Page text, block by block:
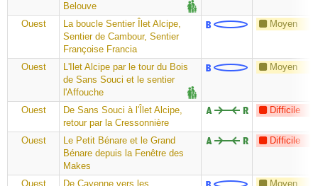
Belouve
Ouest
La boucle Sentier Îlet Alcipe,
Sentier de Cambour, Sentier
Françoise Francia
Moyen
Ouest
L'Ilet Alcipe par le tour du Bois
de Sans Souci et le sentier
l'Affouche
Moyen
Ouest
De Sans Souci à l'Îlet Alcipe,
retour par la Cressonnière
Difficile
Ouest
Le Petit Bénare et le Grand
Bénare depuis la Fenêtre des
Makes
Difficile
Ouest
De Cayenne vers les
Moyen